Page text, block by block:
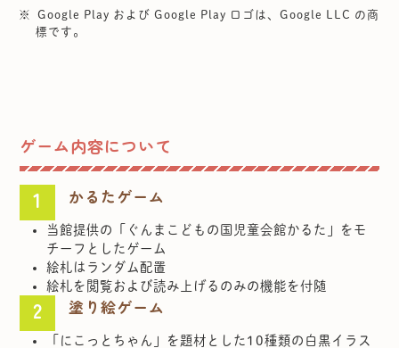
Google Play および Google Play ロゴは、Google LLC の商
標です。
ゲーム内容について
かるたゲーム
当館提供の「ぐんまこどもの国児童会館かるた」をモ
チーフとしたゲーム
絵札はランダム配置
絵札を閲覧および読み上げるのみの機能を付随
塗り絵ゲーム
「にこっとちゃん」を題材とした10種類の白黒イラス